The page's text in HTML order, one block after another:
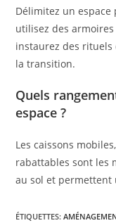
Délimitez un espace
utilisez des
instaurez des
la transition.
Quels
espace ?
Les caissons
rabattables sont les
au sol et permettent
ÉTIQUETTES: